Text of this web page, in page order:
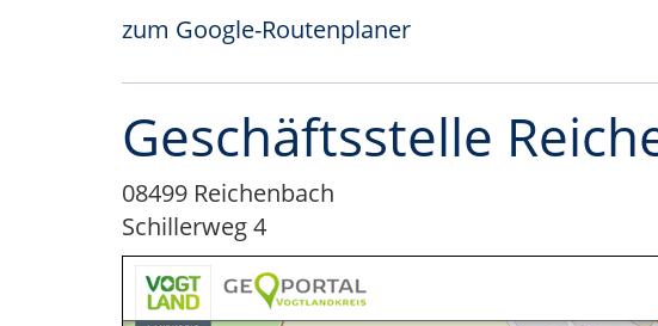
zum Google-Routenplaner
Geschäftsstelle
08499 Reichenbach
Schillerweg 4